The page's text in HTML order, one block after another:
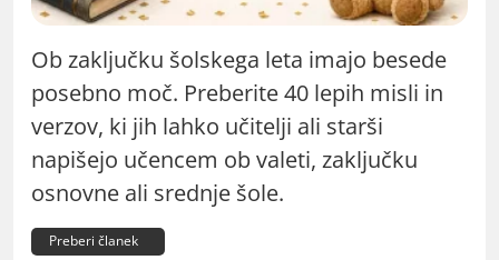
Ob zaključku šolskega leta imajo besede
posebno moč. Preberite 40 lepih misli in
verzov, ki jih lahko učitelji ali starši
napišejo učencem ob valeti, zaključku
osnovne ali srednje šole.
Preberi članek